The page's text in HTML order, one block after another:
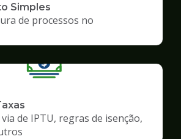
Simples
de processos no
de IPTU, regras de isenção,